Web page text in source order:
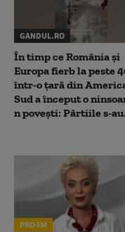
GANDUL.RO
În timp ce România și
Europa fierb la peste
într-o țară din
Sud a început o
n povești: Pârtiile s-
PRO FM